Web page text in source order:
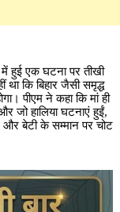
में हुई एक घटना पर तीखी
था कि बिहार जैसी समृद्ध
पीएम ने कहा कि मां ही
जो हालिया घटनाएं हुईं,
और बेटी के सम्मान पर चोट